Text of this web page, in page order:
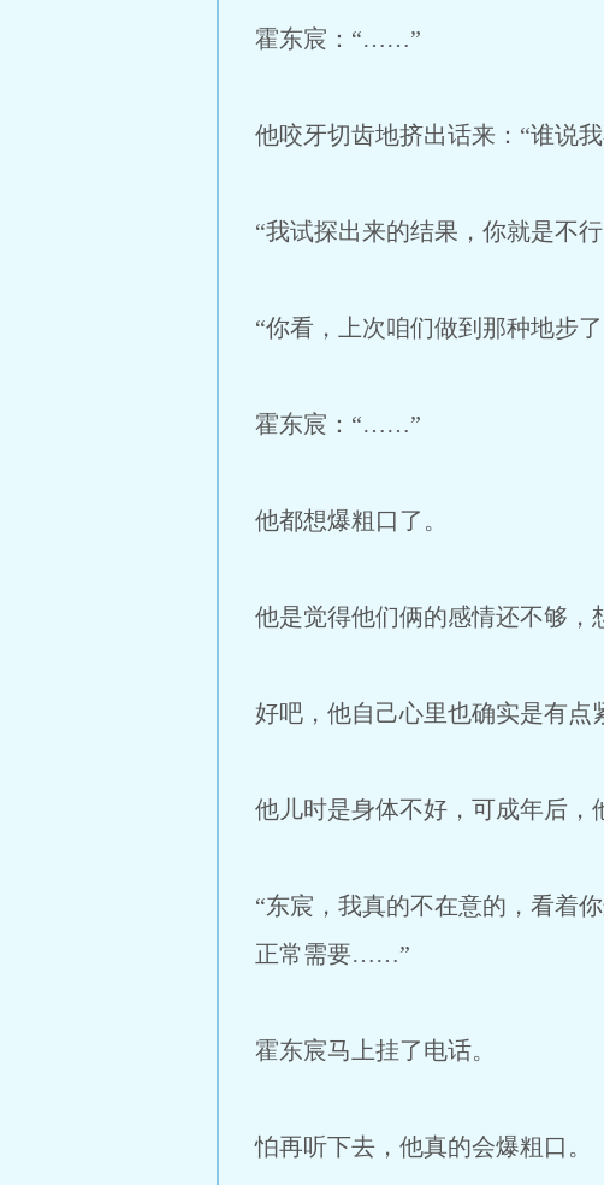
霍东宸：“……”
他咬牙切齿地挤出话来：“谁说
“我试探出来的结果，你就是不
“你看，上次咱们做到那种地步
霍东宸：“……”
他都想爆粗口了。
他是觉得他们俩的感情还不够，
好吧，他自己心里也确实是有点
他儿时是身体不好，可成年后，
“东宸，我真的不在意的，看着
正常需要……”
霍东宸马上挂了电话。
怕再听下去，他真的会爆粗口。